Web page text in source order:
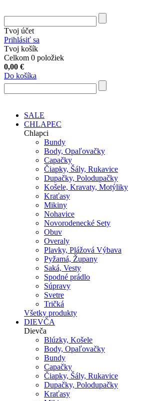
Tvoj účet
Prihlásiť sa
Tvoj košík
Celkom 0 položiek
0,00 €
Do košíka
SALE
CHLAPEC
Chlapci
Bundy
Body, Opaľovačky
Capačky
Čiapky, Šály, Rukavice
Dupačky, Polodupačky
Košele, Kravaty, Motýliky
Kraťasy
Mikiny
Nohavice
Novorodenecké Sety
Obuv
Overaly
Plavky, Plážová Výbava
Pyžamá, Župany
Saká, Vesty
Spodné prádlo
Súpravy
Svetre
Tričká
Všetky produkty
DIEVČA
Dievča
Blúzky, Košele
Body, Opaľovačky
Bundy
Capačky
Čiapky, Šály, Rukavice
Dupačky, Polodupačky
Kraťasy